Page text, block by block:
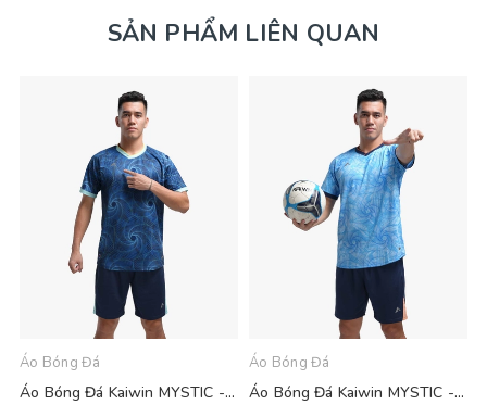
SẢN PHẨM LIÊN QUAN
Áo Bóng Đá
Áo Bóng Đá Kaiwin MYSTIC - Màu Xanh Đen
Áo Bóng Đá
Áo Bóng Đá Kaiwin MYSTIC - Màu Xanh Da